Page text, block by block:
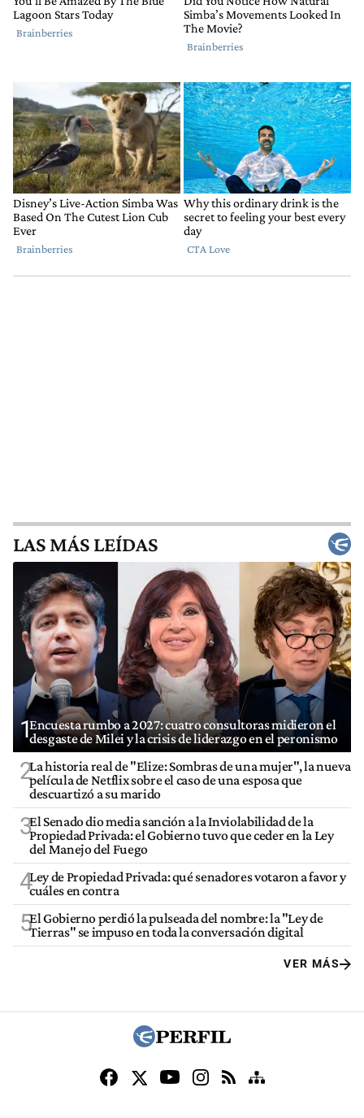
LAS MÁS LEÍDAS
1Encuesta rumbo a 2027: cuatro consultoras midieron el
desgaste de Milei y la crisis de liderazgo en el peronismo
2La historia real de "Elize: Sombras de una mujer", la nueva
película de Netflix sobre el caso de una esposa que
descuartizó a su marido
3El Senado dio media sanción a la Inviolabilidad de la
Propiedad Privada: el Gobierno tuvo que ceder en la Ley
del Manejo del Fuego
4Ley de Propiedad Privada: qué senadores votaron a favor y
cuáles en contra
5El Gobierno perdió la pulseada del nombre: la "Ley de
Tierras" se impuso en toda la conversación digital
VER MÁS